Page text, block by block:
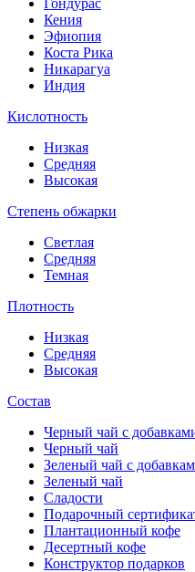
Гондурас
Кения
Эфиопия
Коста Рика
Никарагуа
Индия
Кислотность
Низкая
Средняя
Высокая
Степень обжарки
Светлая
Средняя
Темная
Плотность
Низкая
Средняя
Высокая
Состав
Черный чай с
Черный чай
Зеленый чай с
Зеленый чай
Сладости
Подарочный
Плантационный кофе
Десертный кофе
Конструктор подарков